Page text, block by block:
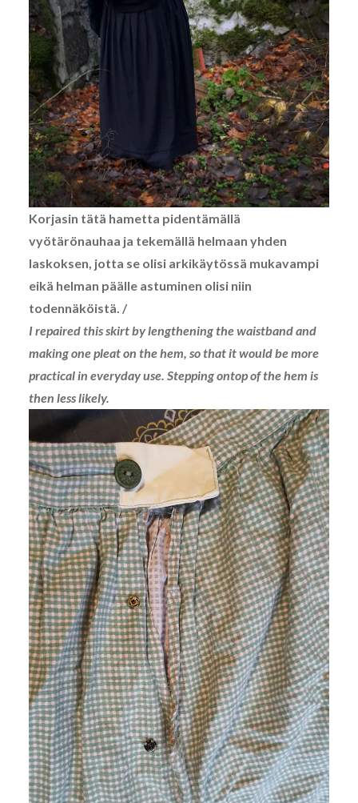
Korjasin tätä hametta pidentämällä
vyötärönauhaa ja tekemällä helmaan yhden
laskoksen, jotta se olisi arkikäytössä mukavampi
eikä helman päälle astuminen olisi niin
todennäköistä. /
I repaired this skirt by lengthening the waistband and
making one pleat on the hem, so that it would be more
practical in everyday use. Stepping ontop of the hem is
then less likely.